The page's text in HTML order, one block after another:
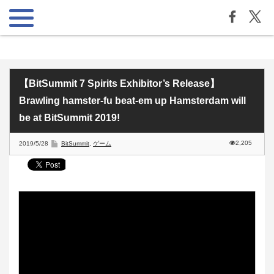
【BitSummit 7 Spirits Exhibitor’s Release】
Brawling hamster-fu beat-em up Hamsterdam will
be at BitSummit 2019!
2019/5/28 BitSummit ゲーム 2,205